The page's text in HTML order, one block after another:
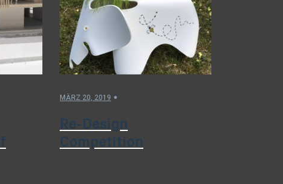
MÄRZ 20, 2019
Re-Design
Competition